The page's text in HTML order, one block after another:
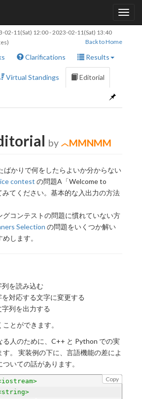
02-11(Sat) 12:00-2023-02-11(Sat) 13:40
Back to Home
Clarifications Results
Virtual Standings Editorial
by MMNMM
ばかりで何をしたらよいか分からない
contest の問題A「Welcome to
てください。基本的な入出力の方法
グコンテストの問題に慣れていない方
Selection の問題をいくつか解い
します。
列を読み込む
対応する文字に変更する
列を出力する
とができます。
る人のために、C++ と Python での実
。 実装例の下に、言語機能の差によ
いての話があります。
Copy